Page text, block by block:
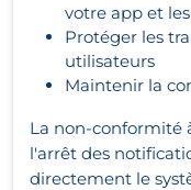
votre app et
Protéger les
utilisateurs
Maintenir la
La non-conformité
l'arrêt des
directement le